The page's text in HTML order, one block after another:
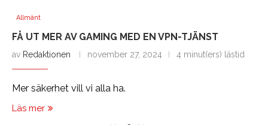
Allmänt
FÅ UT MER AV GAMING MED EN VPN-TJÄNST
av Redaktionen november 27, 2024 4 minut(ers) lästid
Mer säkerhet vill vi alla ha.
Läs mer